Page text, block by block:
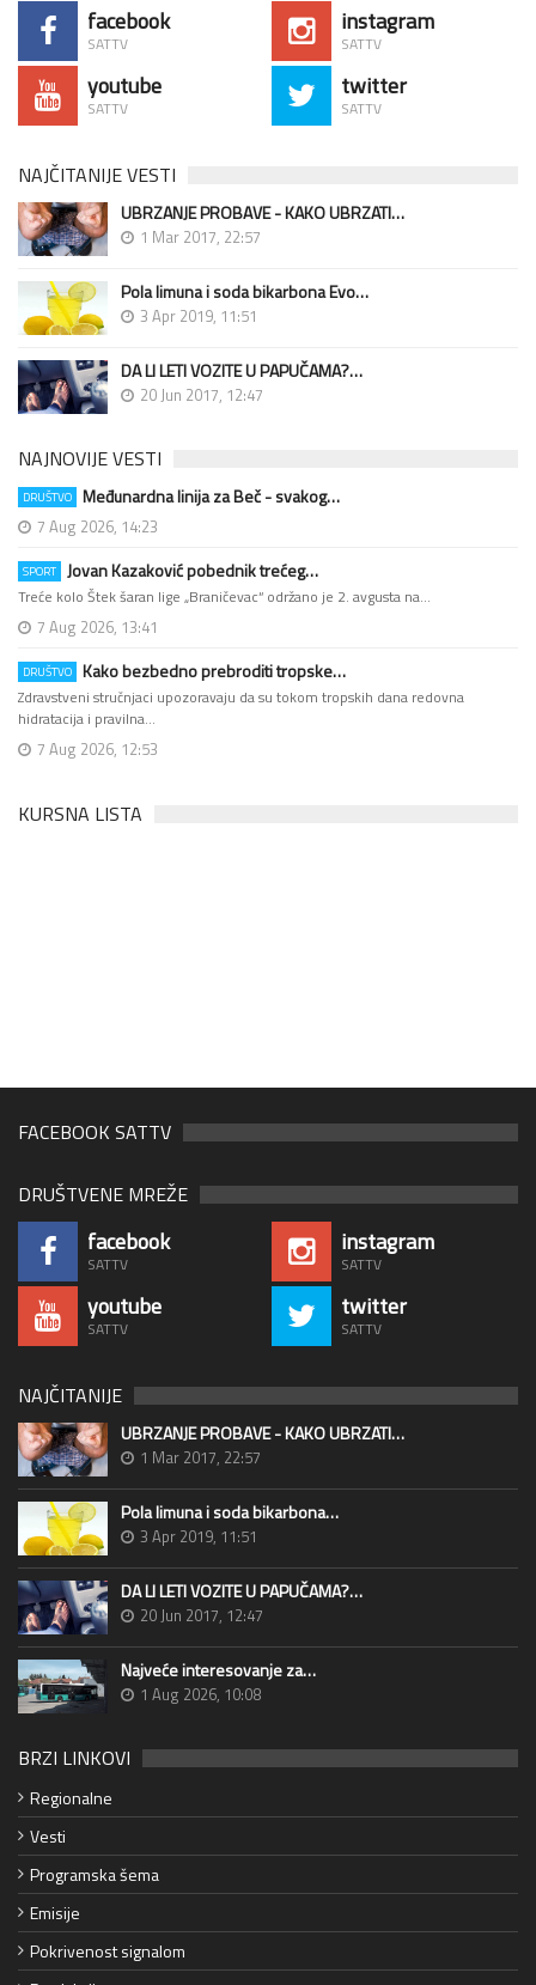
facebook
SATTV
instagram
SATTV
youtube
SATTV
twitter
SATTV
NAJČITANIJE VESTI
UBRZANJE PROBAVE - KAKO UBRZATI…
1 Mar 2017, 22:57
Pola limuna i soda bikarbona Evo…
3 Apr 2019, 11:51
DA LI LETI VOZITE U PAPUČAMA?…
20 Jun 2017, 12:47
NAJNOVIJE VESTI
DRUŠTVO Međunardna linija za Beč - svakog…
7 Aug 2026, 14:23
SPORT Jovan Kazaković pobednik trećeg…
Treće kolo Štek šaran lige „Braničevac“ održano je 2. avgusta na…
7 Aug 2026, 13:41
DRUŠTVO Kako bezbedno prebroditi tropske…
Zdravstveni stručnjaci upozoravaju da su tokom tropskih dana redovna
hidratacija i pravilna…
7 Aug 2026, 12:53
KURSNA LISTA
FACEBOOK SATTV
DRUŠTVENE MREŽE
facebook
SATTV
instagram
SATTV
youtube
SATTV
twitter
SATTV
NAJČITANIJE
UBRZANJE PROBAVE - KAKO UBRZATI…
1 Mar 2017, 22:57
Pola limuna i soda bikarbona…
3 Apr 2019, 11:51
DA LI LETI VOZITE U PAPUČAMA?…
20 Jun 2017, 12:47
Najveće interesovanje za…
1 Aug 2026, 10:08
BRZI LINKOVI
Regionalne
Vesti
Programska šema
Emisije
Pokrivenost signalom